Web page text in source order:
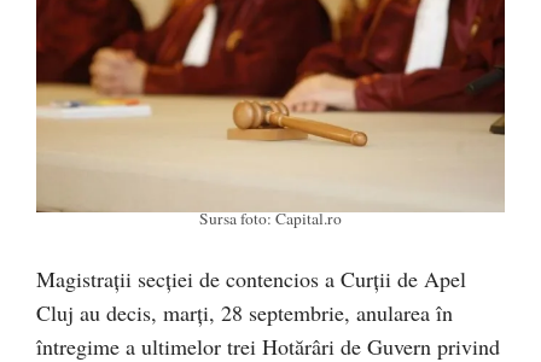
Sursa foto: Capital.ro
Magistrații secției de contencios a Curții de Apel
Cluj au decis, marți, 28 septembrie, anularea în
întregime a ultimelor trei Hotărâri de Guvern privind